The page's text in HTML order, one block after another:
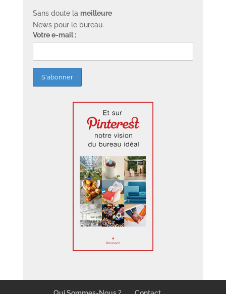
Sans doute la meilleure
News pour le bureau.
Votre e-mail :